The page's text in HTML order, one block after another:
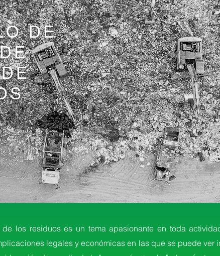
DE
los residuos es un tema apasionante en toda
legales y económicas en las que se puede ver